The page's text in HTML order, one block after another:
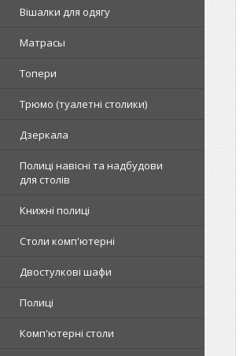
Вішалки для одягу
Матрасы
Топери
Tрюмо (туалетні столики)
Дзеркала
Полиці навісні та надбудови
для столів
Книжні полиці
Столи комп'ютерні
Двостулкові шафи
Полиці
Комп'ютерні столи